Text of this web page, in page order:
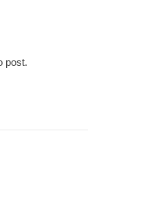
post.